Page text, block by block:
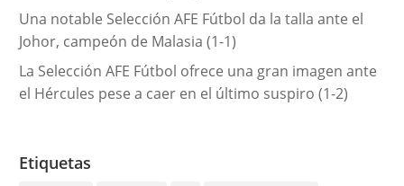
Una notable Selección AFE Fútbol da la talla ante el
Johor, campeón de Malasia (1-1)
La Selección AFE Fútbol ofrece una gran imagen ante
el Hércules pese a caer en el último suspiro (1-2)
Etiquetas